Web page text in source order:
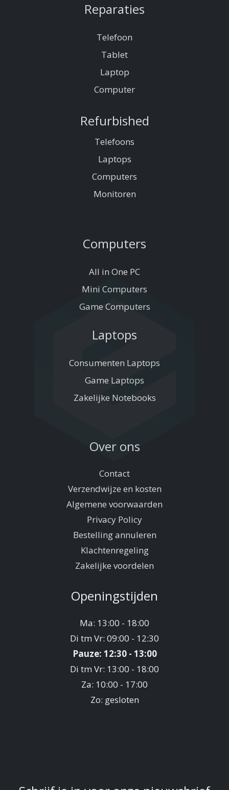
Reparaties
Telefoon
Tablet
Laptop
Computer
Refurbished
Telefoons
Laptops
Computers
Monitoren
Computers
All in One PC
Mini Computers
Game Computers
Laptops
Consumenten Laptops
Game Laptops
Zakelijke Notebooks
Over ons
Contact
Verzendwijze en kosten
Algemene voorwaarden
Privacy Policy
Bestelling annuleren
Klachtenregeling
Zakelijke voordelen
Openingstijden
Ma: 13:00 - 18:00
Di tm Vr: 09:00 - 12:30
Pauze: 12:30 - 13:00
Di tm Vr: 13:00 - 18:00
Za: 10:00 - 17:00
Zo: gesloten